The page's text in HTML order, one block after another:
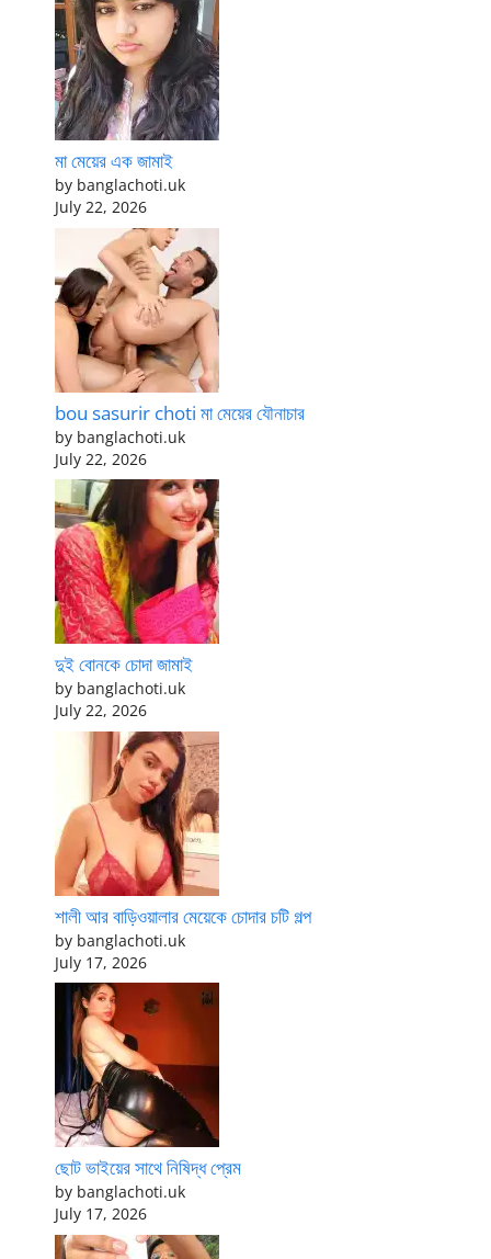
মা মেয়ের এক জামাই
by banglachoti.uk
July 22, 2026
bou sasurir choti মা মেয়ের যৌনাচার
by banglachoti.uk
July 22, 2026
দুই বোনকে চোদা জামাই
by banglachoti.uk
July 22, 2026
শালী আর বাড়িওয়ালার মেয়েকে চোদার চটি গল্প
by banglachoti.uk
July 17, 2026
ছোট ভাইয়ের সাথে নিষিদ্ধ প্রেম
by banglachoti.uk
July 17, 2026